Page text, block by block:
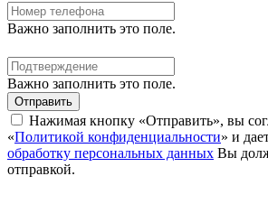
Важно заполнить это поле.
Важно заполнить это поле.
Отправить
Нажимая кнопку «Отправить», вы
«Политикой конфиденциальности» и
обработку персональных данных Вы
отправкой.